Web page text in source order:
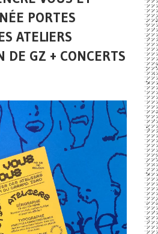
PORTES
ATELIERS
DE GZ + CONCERTS